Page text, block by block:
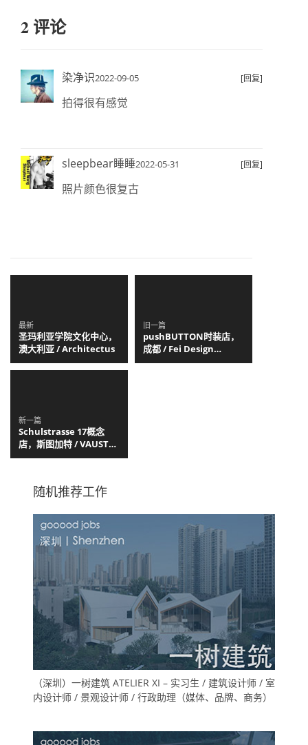
2 评论
染净识2022-09-05 [回复]
拍得很有感觉
sleepbear睡睡2022-05-31 [回复]
照片颜色很复古
最新
圣玛利亚学院文化中心，
澳大利亚 / Architectus
旧一篇
pushBUTTON时装店，
成都 / Fei Design
Studio
新一篇
Schulstrasse 17概念
店，斯图加特 / VAUST
studio
随机推荐工作
（深圳）一树建筑 ATELIER XI – 实习生 / 建筑设计师 / 室
内设计师 / 景观设计师 / 行政助理（媒体、品牌、商务）